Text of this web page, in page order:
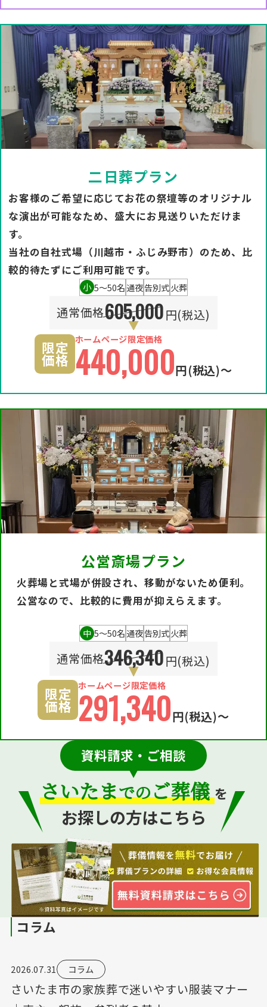
二日葬プラン
お客様のご希望に応じてお花の祭壇等のオリジナル
な演出が可能なため、盛大にお見送りいただけま
す。
当社の自社式場（川越市・ふじみ野市）のため、比
較的待たずにご利用可能です。
小 5〜50名通夜告別式火葬
通常価格605,000円(税込)
限定
価格
ホームページ限定価格
440,000円(税込)〜
公営斎場プラン
火葬場と式場が併設され、移動がないため便利。
公営なので、比較的に費用が抑えらえます。
中 5〜50名通夜告別式火葬
通常価格346,340円(税込)
限定
価格
ホームページ限定価格
291,340円(税込)〜
資料請求・ご相談
さいたまでのご葬儀を
お探しの方はこちら
コラム
2026.07.31 コラム
さいたま市の家族葬で迷いやすい服装マナー